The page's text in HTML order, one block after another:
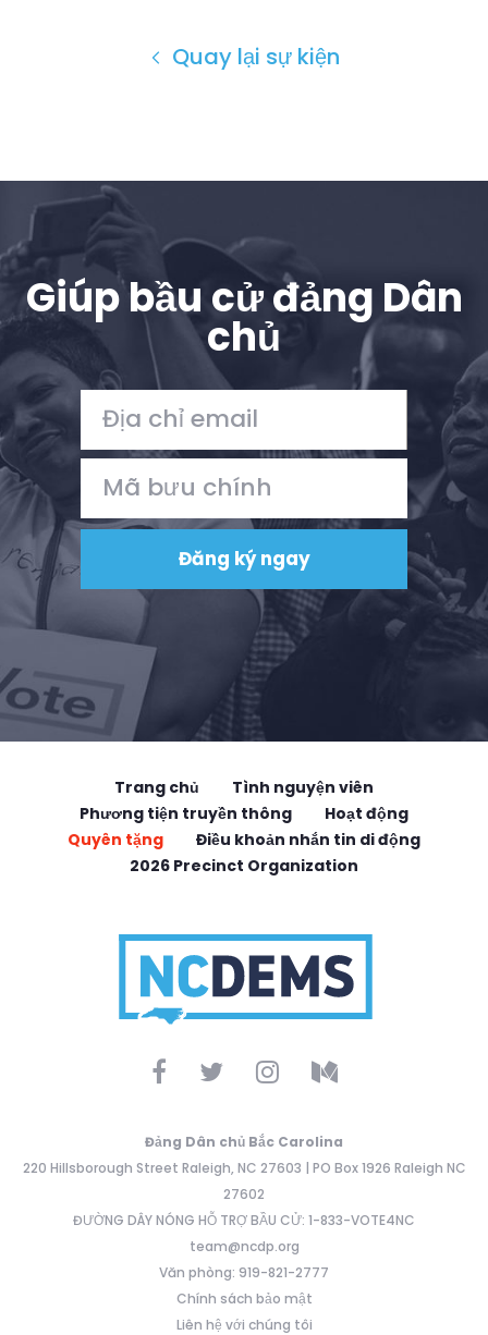
Nhấn
Quay lại sự kiện
Giúp bầu cử đảng Dân
chủ
Trang chủ
Tình nguyện viên
Phương tiện truyền thông
Hoạt động
Quyên tặng
Điều khoản nhắn tin di động
2026 Precinct Organization
Đảng Dân chủ Bắc Carolina
220 Hillsborough Street Raleigh, NC 27603 | PO Box 1926 Raleigh NC
27602
ĐƯỜNG DÂY NÓNG HỖ TRỢ BẦU CỬ: 1-833-VOTE4NC
team@ncdp.org
Văn phòng: 919-821-2777
Chính sách bảo mật
Liên hệ với chúng tôi